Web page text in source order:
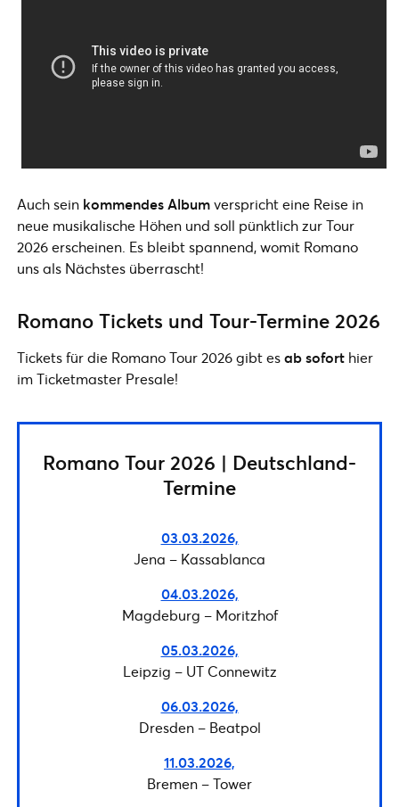
Auch sein kommendes Albumverspricht eine Reise in
neue musikalische Höhen und soll pünktlich zur Tour
2026 erscheinen. Es bleibt spannend, womit Romano
uns als Nächstes überrascht!
Romano Tickets und Tour-Termine 2026
Tickets für die Romano Tour 2026 gibt esab sofort hier
im Ticketmaster Presale!
Romano Tour 2026 | Deutschland-
Termine
03.03.2026,
Jena – Kassablanca
04.03.2026,
Magdeburg – Moritzhof
05.03.2026,
Leipzig – UT Connewitz
06.03.2026,
Dresden – Beatpol
11.03.2026,
Bremen – Tower